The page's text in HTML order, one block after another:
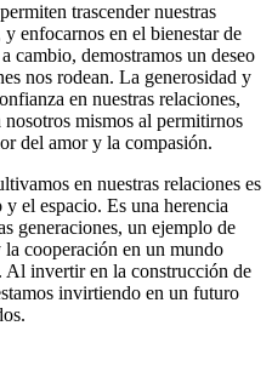
trascender nuestras
enfocarnos en el bienestar de
cambio, demostramos un deseo
nos rodean. La generosidad y
en nuestras relaciones,
mismos al permitirnos
del amor y la compasión.
en nuestras relaciones es
el espacio. Es una herencia
generaciones, un ejemplo de
cooperación en un mundo
Al invertir en la construcción de
invirtiendo en un futuro